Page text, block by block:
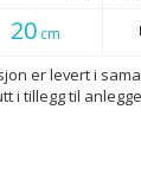
20 cm
er levert i
i tillegg til